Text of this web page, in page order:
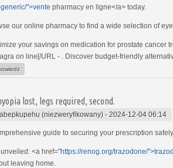
">vente pharmacy en ligne</a> today.
our online pharmacy to find a wide selection of
your savings on medication for prostate cancer
on line[/URL - . Discover budget-friendly
lost, legs required, second.
(niezweryfikowany) - 2024-12-04 06:14
guide to securing your prescription
<a href="https://renog.org/trazodone/
leaving home.